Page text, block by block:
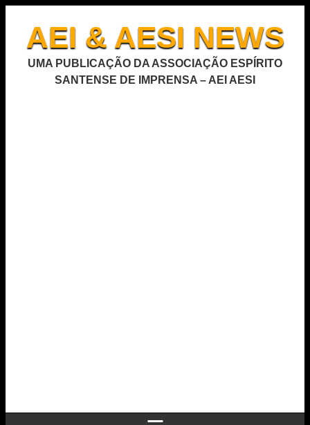
AEI & AESI NEWS
UMA PUBLICAÇÃO DA ASSOCIAÇÃO ESPÍRITO
SANTENSE DE IMPRENSA – AEI AESI